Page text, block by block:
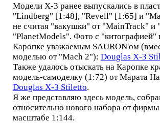
Модели X-3 ранее выпускались в
"Lindberg" [1:48], "Revell" [1:65] и
не считая "вакушки" от "MainTrack" и
"PlanetModels". Фото с "китографией"
Каропке уважаемым SAURON'ом
моделью от "Mach 2"): Douglas X-3
Также удалось отыскать на Каропке
модель-самоделку (1:72) от Марата
Douglas X-3 Stiletto.
Я же представляю здесь модель,
относительно нового набора от
масштабе 1:144.